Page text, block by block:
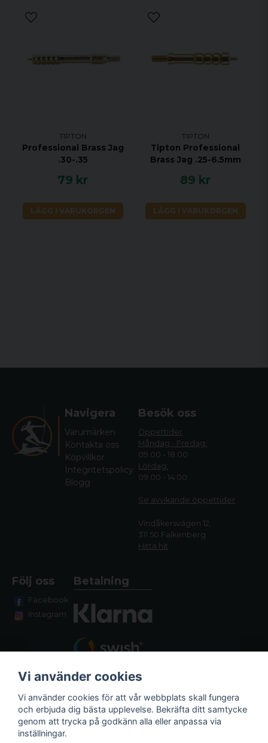
TIPTON
Professional Brass Jag
.30-.35
79 kr
LÄGG I VARUKORGEN
TIPTON
Tipton Professional
Brass Jag .25-6.5mm
89 kr
LÄGG I VARUKORGEN
Navigera
Varumärken
Kontakta oss
Köpvillkor
Integritetspolicy
Blogg
Besök oss
Öppettider
Måndag - Fredag:
09.00 - 18.00
Lördag:
09.00 - 14.00
Se avvikande öppettider
Vindåkersvägen 12,
311 50 Falkenberg
Hitta hit
Följ oss
Facebook
Instagram
Betalning
Fraktalternativ
Vi använder cookies
Vi använder cookies för att vår webbplats skall fungera
och erbjuda dig bästa upplevelse. Bekräfta ditt samtycke
genom att trycka på godkänn alla eller anpassa via
inställningar.